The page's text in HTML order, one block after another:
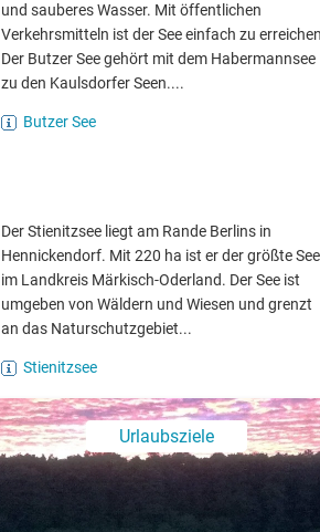
und sauberes Wasser. Mit öffentlichen
Verkehrsmitteln ist der See einfach zu
Der Butzer See gehört mit dem Habermannsee
zu den Kaulsdorfer Seen....
Butzer See
Der Stienitzsee liegt am Rande Berlins in
Hennickendorf. Mit 220 ha ist er der größte See
im Landkreis Märkisch-Oderland. Der See ist
umgeben von Wäldern und Wiesen und grenzt
an das Naturschutzgebiet...
Stienitzsee
Urlaubsziele